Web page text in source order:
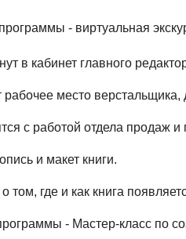
- виртуальная
в кабинет главного
место верстальщика,
с работой отдела продаж
и макет книги.
том, где и как книга
- Мастер-класс по